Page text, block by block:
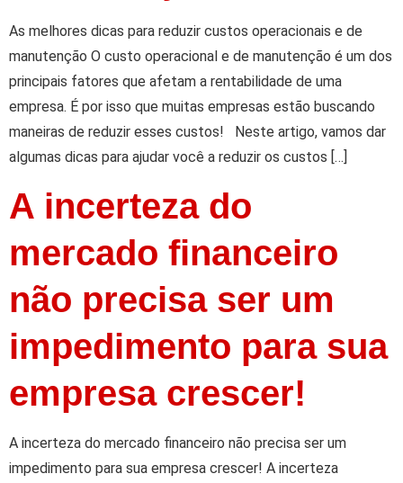
As melhores dicas para reduzir custos operacionais e de
manutenção O custo operacional e de manutenção é um dos
principais fatores que afetam a rentabilidade de uma
empresa. É por isso que muitas empresas estão buscando
maneiras de reduzir esses custos! Neste artigo, vamos dar
algumas dicas para ajudar você a reduzir os custos […]
A incerteza do
mercado financeiro
não precisa ser um
impedimento para sua
empresa crescer!
A incerteza do mercado financeiro não precisa ser um
impedimento para sua empresa crescer! A incerteza